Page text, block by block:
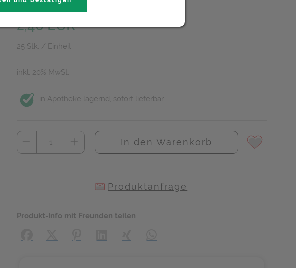
PZN: 0986538
2,40 EUR
25 Stk. / Einheit
inkl. 20% MwSt.
in Apotheke lagernd, sofort lieferbar
In den Warenkorb
Produktanfrage
Produkt-Info mit Freunden teilen